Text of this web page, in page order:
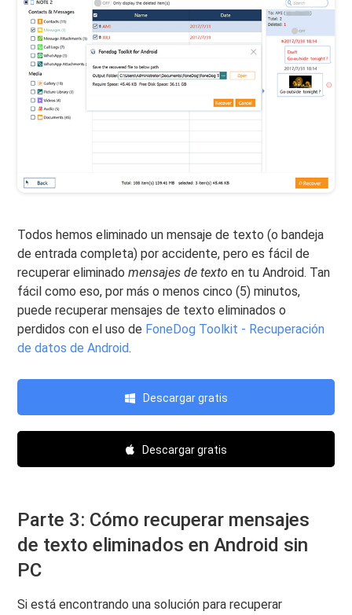
Todos hemos eliminado un mensaje de texto (o bandeja
de entrada completa) por accidente, pero es fácil de
recuperar eliminado mensajes de texto en tu Android. Tan
fácil como eso, por más o menos cinco (5) minutos,
puede recuperar mensajes de texto eliminados o
perdidos con el uso de FoneDog Toolkit - Recuperación
de datos de Android.
Descargar gratis
Descargar gratis
Parte 3: Cómo recuperar mensajes
de texto eliminados en Android sin
PC
Si está encontrando una solución para recuperar